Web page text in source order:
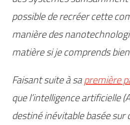
possible de recréer cette
manière des
matière si je comprends
Faisant suite à sapremière
que l’intelligence artificielle
destiné inévitable basée sur